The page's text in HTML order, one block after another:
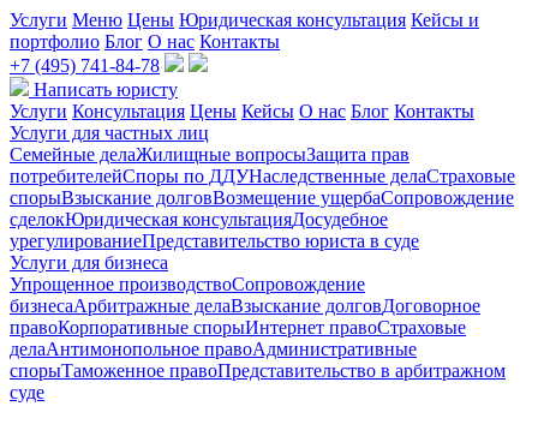
Услуги Меню Цены Юридическая консультация Кейсы и
портфолио Блог О нас Контакты
+7 (495) 741-84-78
Написать юристу
Услуги Консультация Цены Кейсы О нас Блог Контакты
Услуги для частных лиц
Семейные делаЖилищные вопросыЗащита прав
потребителейСпоры по ДДУНаследственные делаСтраховые
спорыВзыскание долговВозмещение ущербаСопровождение
сделокЮридическая консультацияДосудебное
урегулированиеПредставительство юриста в суде
Услуги для бизнеса
Упрощенное производствоСопровождение
бизнесаАрбитражные делаВзыскание долговДоговорное
правоКорпоративные спорыИнтернет правоСтраховые
делаАнтимонопольное правоАдминистративные
спорыТаможенное правоПредставительство в арбитражном
суде